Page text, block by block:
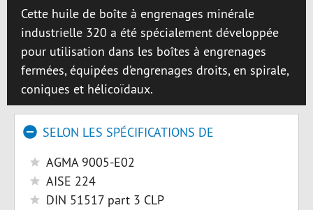
Cette huile de boîte à engrenages minérale
industrielle 320 a été spécialement développée
pour utilisation dans les boîtes à engrenages
fermées, équipées d’engrenages droits, en spirale,
coniques et hélicoïdaux.
SELON LES SPÉCIFICATIONS DE
AGMA 9005-E02
AISE 224
DIN 51517 part 3 CLP